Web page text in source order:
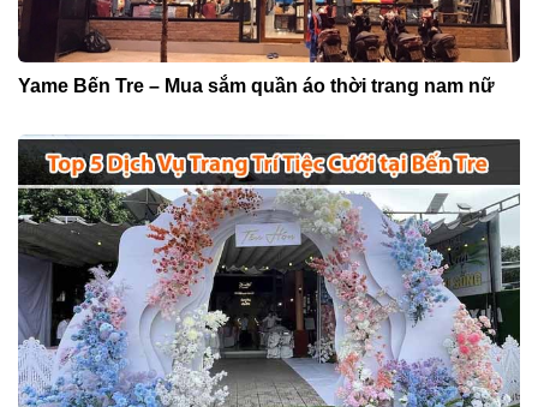
Yame Bến Tre – Mua sắm quần áo thời trang nam nữ